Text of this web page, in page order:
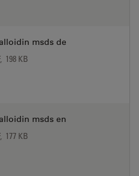
msds de
198 KB
msds en
177 KB